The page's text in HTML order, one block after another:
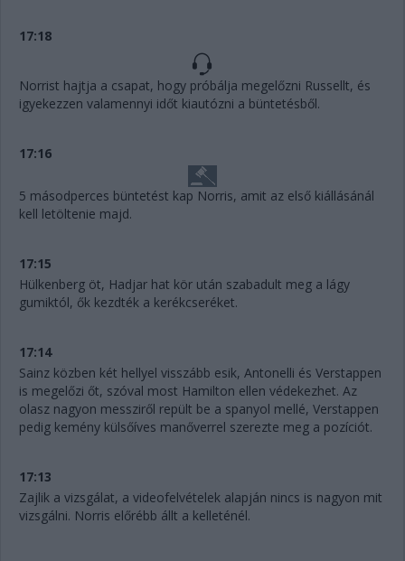
17:18
Norrist hajtja a csapat, hogy próbálja megelőzni Russellt, és
igyekezzen valamennyi időt kiautózni a büntetésből.
17:16
5 másodperces büntetést kap Norris, amit az első kiállásánál
kell letöltenie majd.
17:15
Hülkenberg öt, Hadjar hat kör után szabadult meg a lágy
gumiktól, ők kezdték a kerékcseréket.
17:14
Sainz közben két hellyel visszább esik, Antonelli és Verstappen
is megelőzi őt, szóval most Hamilton ellen védekezhet. Az
olasz nagyon messziről repült be a spanyol mellé, Verstappen
pedig kemény külsőíves manőverrel szerezte meg a pozíciót.
17:13
Zajlik a vizsgálat, a videofelvételek alapján nincs is nagyon mit
vizsgálni. Norris előrébb állt a kelleténél.